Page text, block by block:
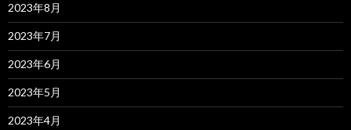
2023年8月
2023年7月
2023年6月
2023年5月
2023年4月